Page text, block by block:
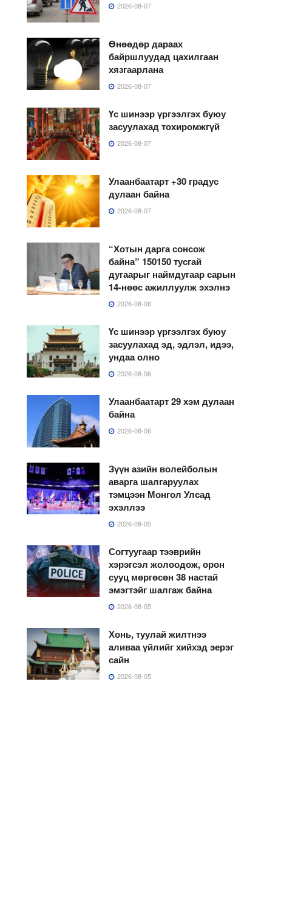
2026-08-07
Өнөөдөр дараах
байршлуудад цахилгаан
хязгаарлана
2026-08-07
Үс шинээр үргээлгэх буюу
засуулахад тохиромжгүй
2026-08-07
Улаанбаатарт +30 градус
дулаан байна
2026-08-07
“Хотын дарга сонсож
байна” 150150 тусгай
дугаарыг наймдугаар сарын
14-нөөс ажиллуулж эхэлнэ
2026-08-06
Үс шинээр үргээлгэх буюу
засуулахад эд, эдлэл, идээ,
ундаа олно
2026-08-06
Улаанбаатарт 29 хэм дулаан
байна
2026-08-06
Зүүн азийн волейболын
аварга шалгаруулах
тэмцээн Монгол Улсад
эхэллээ
2026-08-05
Согтуугаар тээврийн
хэрэгсэл жолоодож, орон
сууц мөргөсөн 38 настай
эмэгтэйг шалгаж байна
2026-08-05
Хонь, туулай жилтнээ
аливаа үйлийг хийхэд эерэг
сайн
2026-08-05